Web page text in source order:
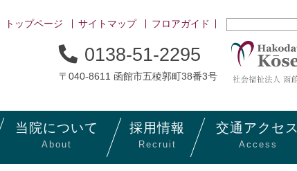
トップページ サイトマップ フロアガイド
0138-51-2295
〒040-8611 函館市五稜郭町38番3号
当院について
About
採用情報
Recruit
交通 アクセス
Access